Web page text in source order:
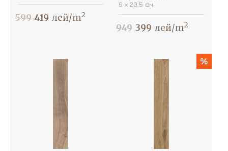
599 419 лей/m2
9 х 20.5 см
949 399 лей/m2
%